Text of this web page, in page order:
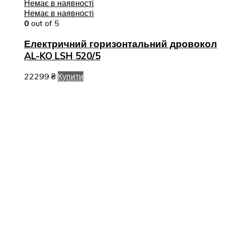
Немає в наявності
Немає в наявності
0 out of 5
Електричний горизонтальний дровокол
AL-KO LSH 520/5
22299 ₴ Купити